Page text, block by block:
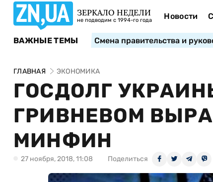
ЗЕРКАЛО НЕДЕЛИ
не подводим с 1994-го года Новости
ВАЖНЫЕ ТЕМЫ Смена правительства и
ГЛАВНАЯ ЭКОНОМИКА
ГОСДОЛГ
ГРИВНЕВОМ
МИНФИН
27 ноября, 2018, 11:08 Поделиться